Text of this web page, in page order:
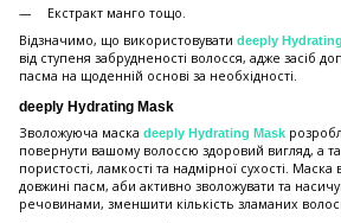
Екстракт манго тощо.
Відзначимо, що використовувати deeply
від ступеня забрудненості волосся, адже засіб
пасма на щоденній основі за необхідності.
deeply Hydrating Mask
Зволожуюча маска deeply Hydrating Mask
повернути вашому волоссю здоровий вигляд, а
пористості, ламкості та надмірної сухості. Маска
довжині пасм, аби активно зволожувати та
речовинами, зменшити кількість зламаних